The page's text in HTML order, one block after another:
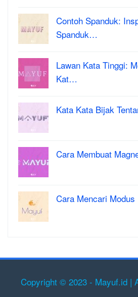
Contoh Spanduk:
Spanduk…
Lawan Kata Tinggi:
Kat…
Kata Kata Bijak
Cara Membuat
Cara Mencari Modus
Copyright © 2023 - Mayuf.id |